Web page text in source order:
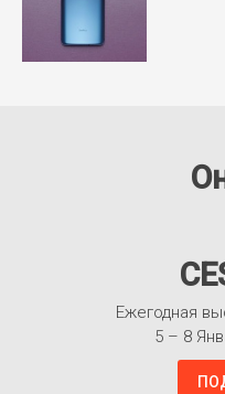
Ежегодная
5 – 8